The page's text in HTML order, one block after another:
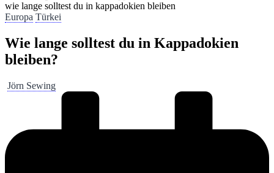
wie lange solltest du in kappadokien bleiben
Posted
Europa Türkei
Wie lange solltest du in Kappadokien
bleiben?
Posted
Jörn Sewing